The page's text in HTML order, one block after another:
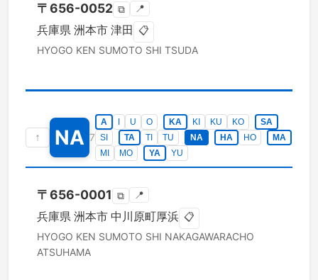
〒656-0052 ⧉ 📍
兵庫県 洲本市 津田 📋
HYOGO KEN SUMOTO SHI TSUDA
↑ NA 7
A U O KA KI KU KO
SA
SI
TA TI TU NA HA HO
MA
MI
MO YA YU
〒656-0001 ⧉ 📍
兵庫県 洲本市 中川原町厚浜 📋
HYOGO KEN SUMOTO SHI NAKAGAWARACHO
ATSUHAMA